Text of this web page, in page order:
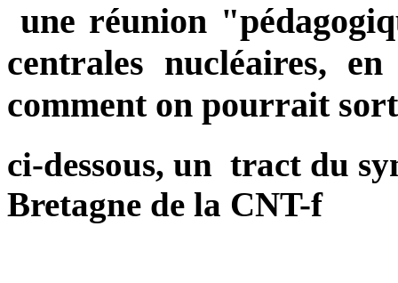
une réunion
centrales nucléaires, en
comment on pourrait
ci-dessous, un tract du
Bretagne de la CNT-f